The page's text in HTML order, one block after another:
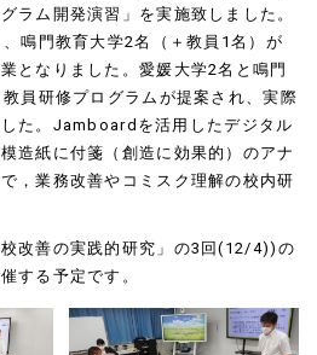
ラム開発演習」を実施致しました。
鳴門教育大学2名（＋教員1名）が
となりました。愛媛大学2名と鳴門
員研修プログラムが提案され、実際
た。Jamboardを活用したデジタル
造紙に付箋（創造に効果的）のアナ
，業務改善やコミスク理解の校内研
改善の実践的研究」の3回(12/4))の
する予定です。